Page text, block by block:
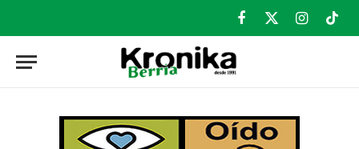
Facebook
X
Instagram